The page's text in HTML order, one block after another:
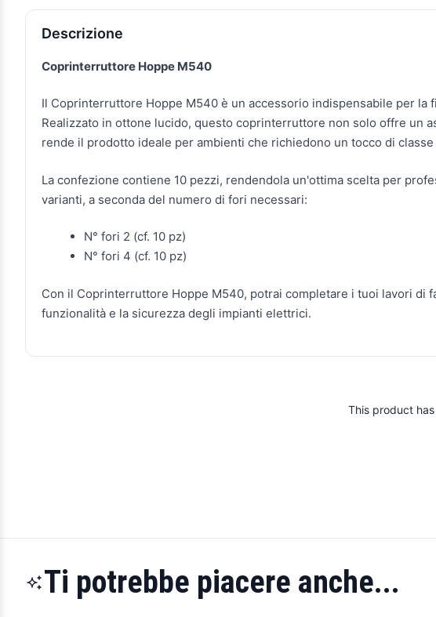
Descrizione e caratteristiche
Descrizione
Coprinterruttore Hoppe M540
Il Coprinterruttore Hoppe M540 è un accessorio indispensabile per
Realizzato in ottone lucido, questo coprinterruttore non solo offre un
rende il prodotto ideale per ambienti che richiedono un tocco di
La confezione contiene 10 pezzi, rendendola un'ottima scelta per
varianti, a seconda del numero di fori necessari:
N° fori 2 (cf. 10 pz)
N° fori 4 (cf. 10 pz)
Con il Coprinterruttore Hoppe M540, potrai completare i tuoi lavori di
funzionalità e la sicurezza degli impianti elettrici.
This product
Ti potrebbe piacere anche...